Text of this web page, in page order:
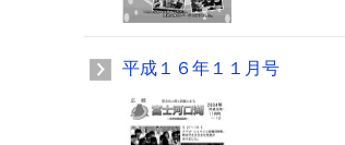
平成１６年１１月号